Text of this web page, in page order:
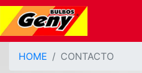
HOME CONTACTO